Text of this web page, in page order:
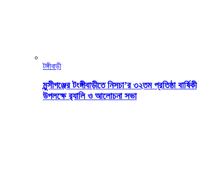
টঙ্গীবাড়ী
মুন্সীগঞ্জের টংঙ্গীবাড়ীতে নিসচা’র ৩২তম প্রতিষ্ঠা বার্ষিকী
উপলক্ষে র‍্যালি ও আলোচনা সভা